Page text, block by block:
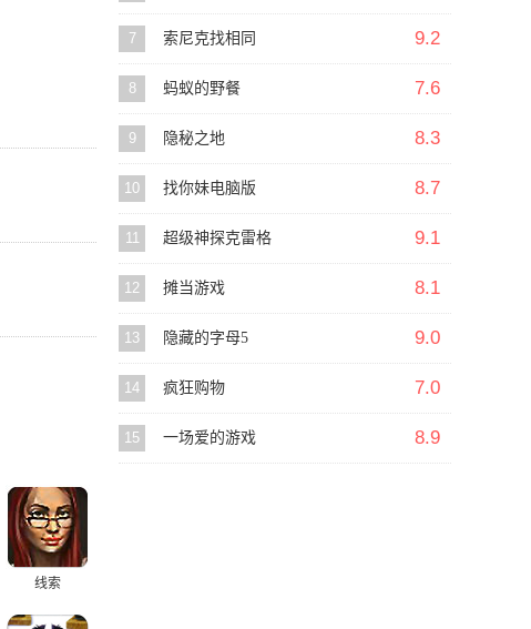
线索
7 索尼克找相同 9.2
8 蚂蚁的野餐 7.6
9 隐秘之地 8.3
10 找你妹电脑版 8.7
11 超级神探克雷格 9.1
12 摊当游戏 8.1
13 隐藏的字母5 9.0
14 疯狂购物 7.0
15 一场爱的游戏 8.9